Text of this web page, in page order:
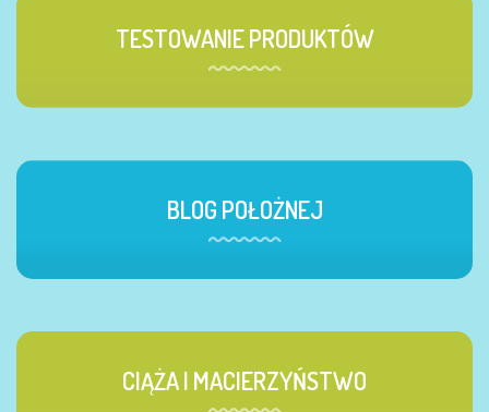
TESTOWANIE PRODUKTÓW
BLOG POŁOŻNEJ
CIĄŻA I MACIERZYŃSTWO